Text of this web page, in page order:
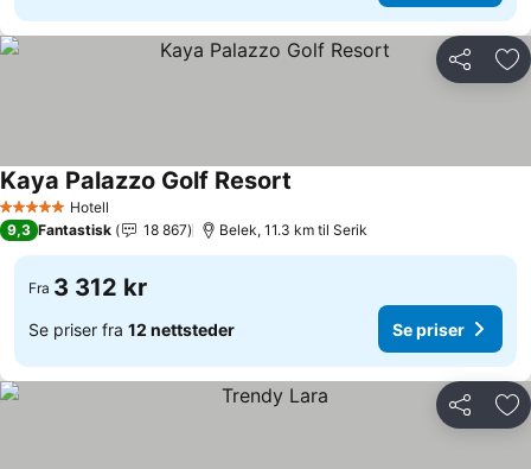
Del
5 Stjerner Hotell
Kaya Palazzo Golf Resort
9,3 Fantastisk 18 867 Belek, 11.3 km til Serik
Fra 3 312 kr
Se priser fra 12 nettsteder Se priser
Del